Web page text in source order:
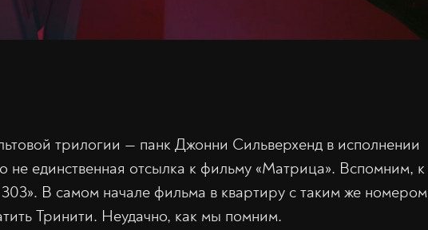
трилогии — панк Джонни Сильверхенд в исполнении
не единственная отсылка к фильму «Матрица». Вспомним, к
В самом начале фильма в квартиру с таким же номером
Тринити. Неудачно, как мы помним.